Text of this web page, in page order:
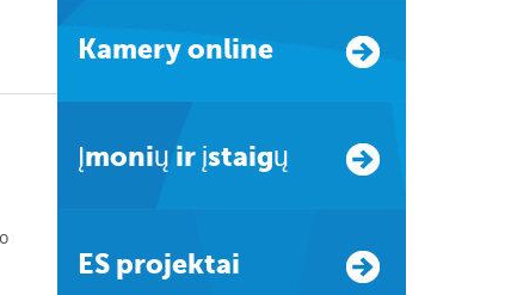
Kamery online
Įmonių ir įstaigų
ES projektai